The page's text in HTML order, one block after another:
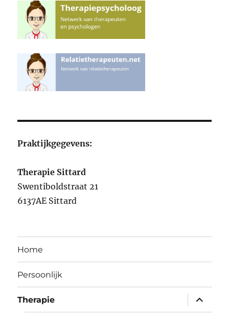
Praktijkgegevens:
Therapie Sittard
Swentiboldstraat 21
6137AE Sittard
Home
Persoonlijk
Therapie